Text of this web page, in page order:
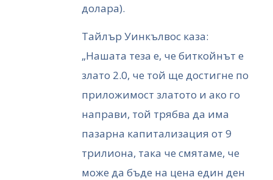
долара).
Тайлър Уинкълвос каза:
„Нашата теза е, че биткойнът е
злато 2.0, че той ще достигне по
приложимост златото и ако го
направи, той трябва да има
пазарна капитализация от 9
трилиона, така че смятаме, че
може да бъде на цена един ден